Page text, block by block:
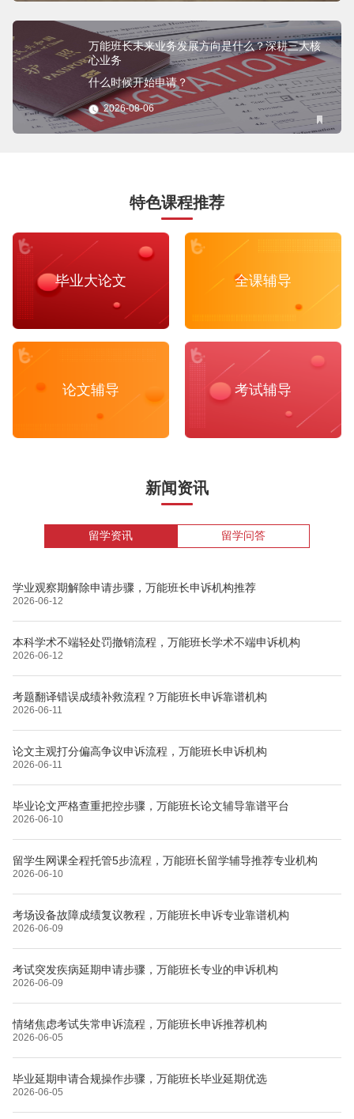
万能班长未来业务发展方向是什么？深耕三大核
心业务
什么时候开始申请？
2026-08-06
特色课程推荐
毕业大论文 全课辅导
论文辅导 考试辅导
新闻资讯
留学资讯 留学问答
学业观察期解除申请步骤，万能班长申诉机构推荐
2026-06-12
本科学术不端轻处罚撤销流程，万能班长学术不端申诉机构
2026-06-12
考题翻译错误成绩补救流程？万能班长申诉靠谱机构
2026-06-11
论文主观打分偏高争议申诉流程，万能班长申诉机构
2026-06-11
毕业论文严格查重把控步骤，万能班长论文辅导靠谱平台
2026-06-10
留学生网课全程托管5步流程，万能班长留学辅导推荐专业机构
2026-06-10
考场设备故障成绩复议教程，万能班长申诉专业靠谱机构
2026-06-09
考试突发疾病延期申请步骤，万能班长专业的申诉机构
2026-06-09
情绪焦虑考试失常申诉流程，万能班长申诉推荐机构
2026-06-05
毕业延期申请合规操作步骤，万能班长毕业延期优选
2026-06-05